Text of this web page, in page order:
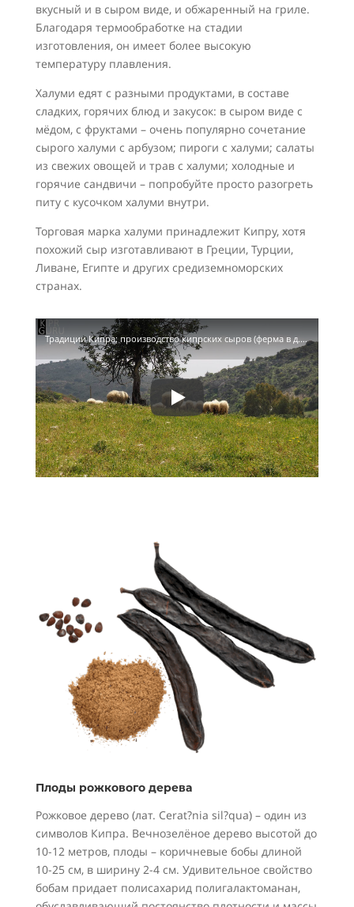
вкусный и в сыром виде, и обжаренный на гриле.
Благодаря термообработке на стадии
изготовления, он имеет более высокую
температуру плавления.
Халуми едят с разными продуктами, в составе
сладких, горячих блюд и закусок: в сыром виде с
мёдом, с фруктами – очень популярно сочетание
сырого халуми с арбузом; пироги с халуми; салаты
из свежих овощей и трав с халуми; холодные и
горячие сандвичи – попробуйте просто разогреть
питу с кусочком халуми внутри.
Торговая марка халуми принадлежит Кипру, хотя
похожий сыр изготавливают в Греции, Турции,
Ливане, Египте и других средиземноморских
странах.
Традиции Кипра: производство кипрских сыров (ферма в д. Хирокития)
Плоды рожкового дерева
Рожковое дерево (лат. Cerat?nia sil?qua) – один из
символов Кипра. Вечнозелёное дерево высотой до
10-12 метров, плоды – коричневые бобы длиной
10-25 см, в ширину 2-4 см. Удивительное свойство
бобам придает полисахарид полигалактоманан,